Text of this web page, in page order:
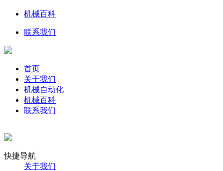
机械百科
联系我们
首页
关于我们
机械自动化
机械百科
联系我们
快捷导航
关于我们